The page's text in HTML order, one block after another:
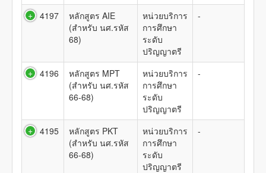
4197
หลักสูตร AIE
(สำหรับ นศ.รหัส
68)
หน่วยบริการ
การศึกษา
ระดับ
ปริญญาตรี
-
4196
หลักสูตร MPT
(สำหรับ นศ.รหัส
66-68)
หน่วยบริการ
การศึกษา
ระดับ
ปริญญาตรี
-
4195
หลักสูตร PKT
(สำหรับ นศ.รหัส
66-68)
หน่วยบริการ
การศึกษา
ระดับ
ปริญญาตรี
-